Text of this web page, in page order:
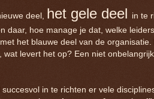
deel, het gele deel in te
daar, hoe manage je dat, welke
het blauwe deel van de organisatie.
levert het op? Een niet
in te richten er vele